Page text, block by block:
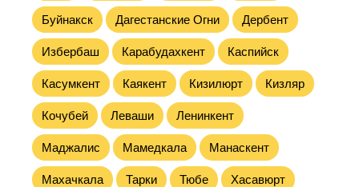
Буйнакск Дагестанские Огни Дербент
Избербаш Карабудахкент Каспийск
Касумкент Каякент Кизилюрт Кизляр
Кочубей Леваши Ленинкент
Маджалис Мамедкала Манаскент
Махачкала Тарки Тюбе Хасавюрт